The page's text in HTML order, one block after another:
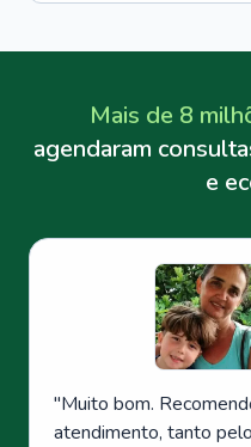
Mais de 8
agendaram
e
"Muito bom.
atendimento, tanto